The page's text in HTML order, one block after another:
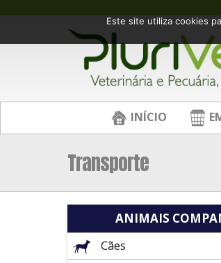
INÍCIO
Transporte
ANIMAIS
Cães
Este site utiliza cookies